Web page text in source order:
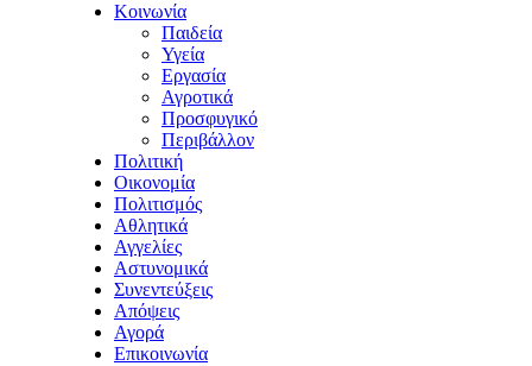
Κοινωνία
Παιδεία
Υγεία
Εργασία
Αγροτικά
Προσφυγικό
Περιβάλλον
Πολιτική
Οικονομία
Πολιτισμός
Αθλητικά
Αγγελίες
Αστυνομικά
Συνεντεύξεις
Απόψεις
Αγορά
Επικοινωνία